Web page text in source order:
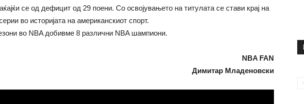
се од дефицит од 29 поени. Со освојувањето на титулата се стави крај на
во историјата на американскиот спорт.
во NBA добивме 8 различни NBA шампиони.
NBA FAN
Димитар Младеновски